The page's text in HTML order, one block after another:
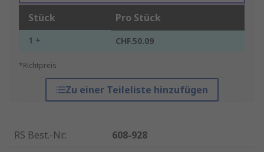
Stück Pro Stück
1 + CHF.50.09
*Richtpreis
Zu einer Teileliste hinzufügen
RS Best.-Nr.:
608-928